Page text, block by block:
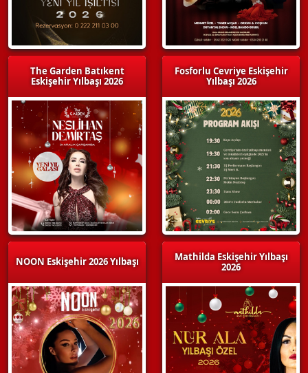
The Garden Batıkent
Eskişehir Yılbaşı 2026
NOON Eskişehir 2026 Yılbaşı
Fosforlu Cevriye Eskişehir
Yılbaşı 2026
Mathilda Eskişehir Yılbaşı
2026